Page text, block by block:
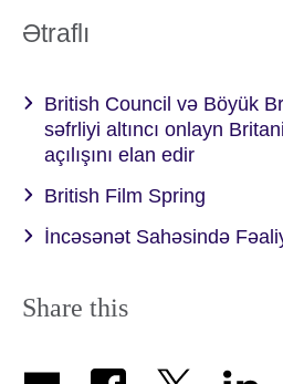
Ətraflı
British Council və Böyük
səfrliyi altıncı onlayn
açılışını elan edir
British Film Spring
İncəsənət Sahəsində
Share this